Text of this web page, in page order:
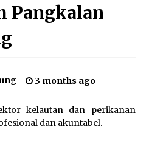
Awak Kapal Perikanan
Srikandi Sakti yang dilaksanakan
PSDKP Bitung
ago
ikan KM.
Pangkalan PSDKP
Mendengar
Pangkalan
3 months ago
kelautan dan perikanan
dan akuntabel.